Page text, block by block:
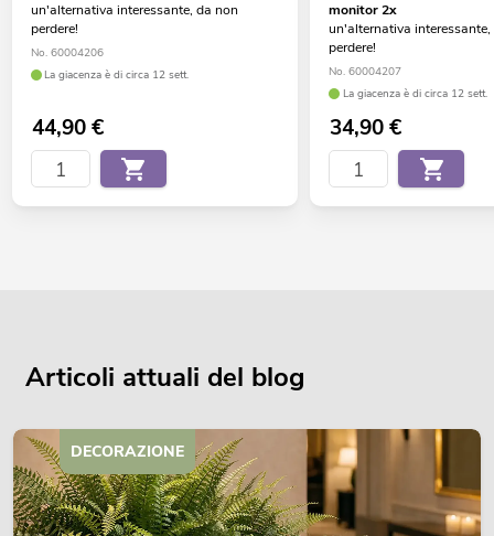
un'alternativa interessante, da non
perdere!
No. 60004206
La giacenza è di circa 12 sett.
44,90€
monitor 2x
un'alternativa
perdere!
No. 60004207
La giacenza è di circa 12 sett.
34,90€
Articoli attuali del blog
DECORAZIONE